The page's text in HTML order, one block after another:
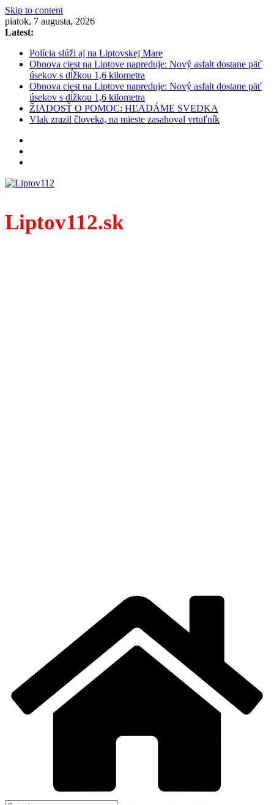
Skip to content
piatok, 7 augusta, 2026
Latest:
Polícia slúži aj na Liptovskej Mare
Obnova ciest na Liptove napreduje: Nový asfalt dostane päť
úsekov s dĺžkou 1,6 kilometra
Obnova ciest na Liptove napreduje: Nový asfalt dostane päť
úsekov s dĺžkou 1,6 kilometra
ŽIADOSŤ O POMOC: HĽADÁME SVEDKA
Vlak zrazil človeka, na mieste zasahoval vrtuľník
Liptov112.sk